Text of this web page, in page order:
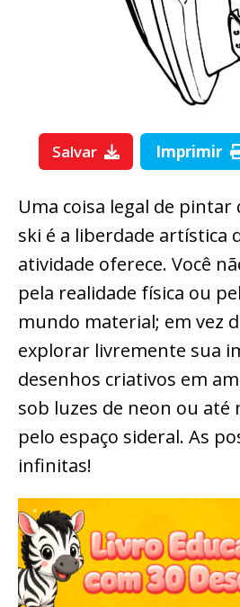
Salvar Imprimir
Uma coisa legal de pintar
ski é a liberdade artística
atividade oferece. Você
pela realidade física ou
mundo material; em vez
explorar livremente sua
desenhos criativos em
sob luzes de neon ou até
pelo espaço sideral. As
infinitas!